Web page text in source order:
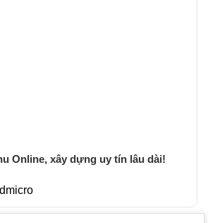
Online, xây dựng uy tín lâu dài!